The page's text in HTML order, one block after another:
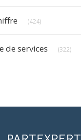
(424)
de services (322)